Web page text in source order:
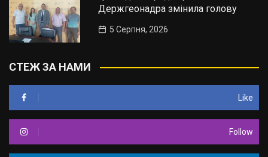
Держгеонадра змінила голову
5 Серпня, 2026
СТЕЖ ЗА НАМИ
Like
Follow